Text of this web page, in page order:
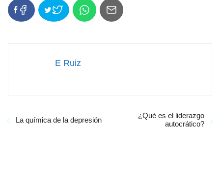
E Ruiz
La química de la depresión
¿Qué es el liderazgo
autocrático?